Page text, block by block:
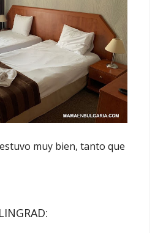
muy bien, tanto que